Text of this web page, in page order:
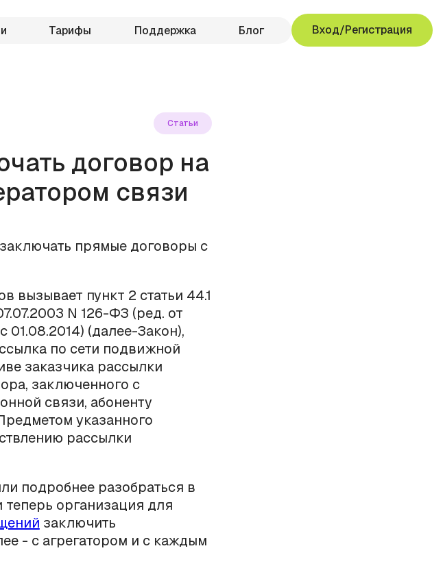
Тарифы Поддержка Блог Вход/Регистрация
Статьи
договор на
связи
прямые договоры с
вызывает пункт 2 статьи 44.1
N 126-ФЗ (ред. от
01.08.2014) (далее-Закон),
по сети подвижной
заказчика рассылки
заключенного с
связи, абоненту
указанного
рассылки
подробнее разобраться в
организация для
заключить
- с агрегатором и с каждым